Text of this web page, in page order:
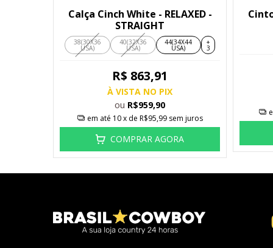
Calça Cinch White - RELAXED -
STRAIGHT
38(30X36
USA)
40(32X36
USA)
44(34X44
USA)
+
3
R$ 863,91
À VISTA NO PIX
ou R$959,90
em até 10 x de R$95,99 sem juros
COMPRAR AGORA